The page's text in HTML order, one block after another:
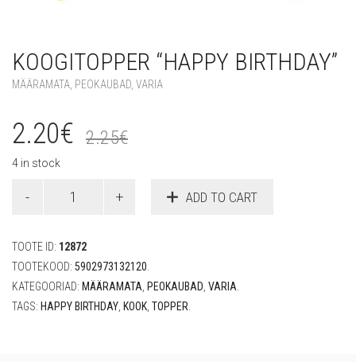
KOOGITOPPER “HAPPY BIRTHDAY”
MÄÄRAMATA PEOKAUBAD VARIA
2.25€
2.20€
4 in stock
"Happy
ADD TO CART
TOOTE ID: 12872
TOOTEKOOD: 5902973132120
KATEGOORIAD: MÄÄRAMATA PEOKAUBAD VARIA
TAGS: HAPPY BIRTHDAY KOOK TOPPER